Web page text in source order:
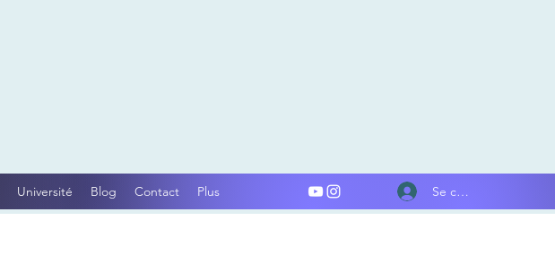
Université Blog Contact Plus Se connecter